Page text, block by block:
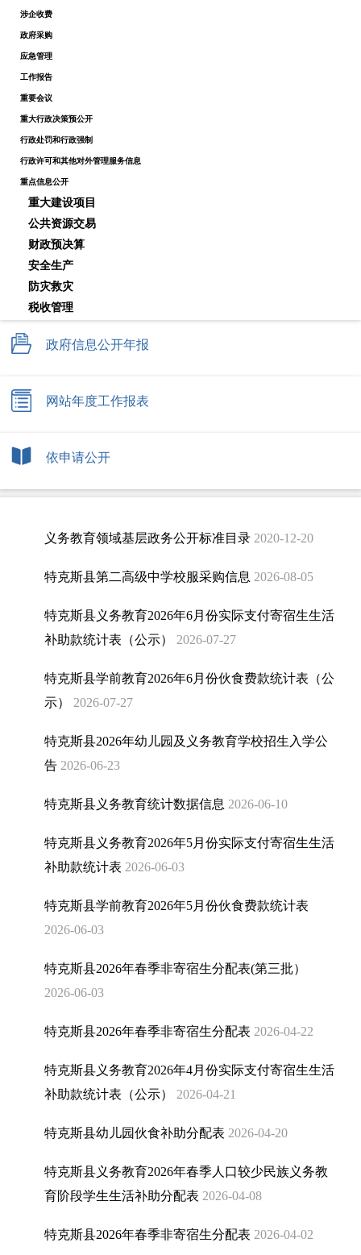
涉企收费
政府采购
应急管理
工作报告
重要会议
重大行政决策预公开
行政处罚和行政强制
行政许可和其他对外管理服务信息
重点信息公开
重大建设项目
公共资源交易
财政预决算
安全生产
防灾救灾
税收管理
保障性住房
城市综合执法
市政服务
公共文化服务
公共法律服务
食品药品监管
社会保险
养老服务
户籍管理
义务教育
卫生健康
自然资源
交通运输
旅游
广播电视
双随机一公开
教育领域
卫生健康
公共交通
生态环境
议案提案建议
国土空间规划
政府信息公开年报
网站年度工作报表
依申请公开
义务教育领域基层政务公开标准目录 2020-12-20
特克斯县第二高级中学校服采购信息 2026-08-05
特克斯县义务教育2026年6月份实际支付寄宿生生活
补助款统计表（公示）
2026-07-27
特克斯县学前教育2026年6月份伙食费款统计表（公
示）
2026-07-27
特克斯县2026年幼儿园及义务教育学校招生入学公
告 2026-06-23
特克斯县义务教育统计数据信息 2026-06-10
特克斯县义务教育2026年5月份实际支付寄宿生生活
补助款统计表 2026-06-03
特克斯县学前教育2026年5月份伙食费款统计表
2026-06-03
特克斯县2026年春季非寄宿生分配表(第三批）
2026-06-03
特克斯县2026年春季非寄宿生分配表 2026-04-22
特克斯县义务教育2026年4月份实际支付寄宿生生活
补助款统计表（公示）
2026-04-21
特克斯县幼儿园伙食补助分配表 2026-04-20
特克斯县义务教育2026年春季人口较少民族义务教
育阶段学生生活补助分配表 2026-04-08
特克斯县2026年春季非寄宿生分配表 2026-04-02